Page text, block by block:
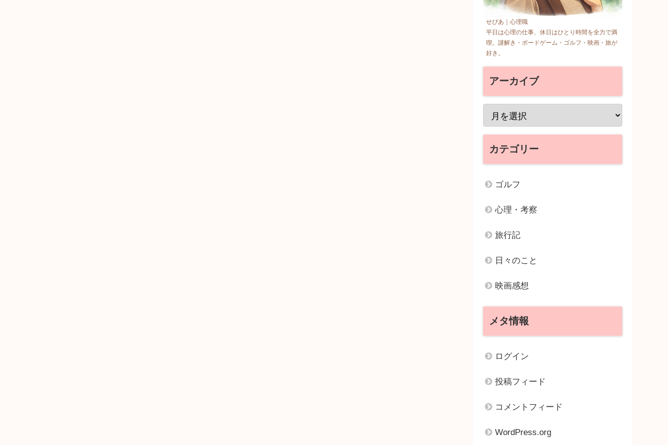
せぴあ｜心理職
平日は心理の仕事、休日はひとり時間を全力で満
喫。謎解き・ボードゲーム・ゴルフ・映画・旅が
好き。
アーカイブ
カテゴリー
ゴルフ
心理・考察
旅行記
日々のこと
映画感想
メタ情報
ログイン
投稿フィード
コメントフィード
WordPress.org